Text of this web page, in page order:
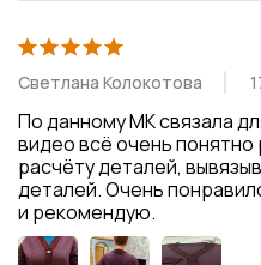
Светлана Колокотова
По данному МК связала
видео всё очень понятно
расчёту деталей,
деталей. Очень
и рекомендую.